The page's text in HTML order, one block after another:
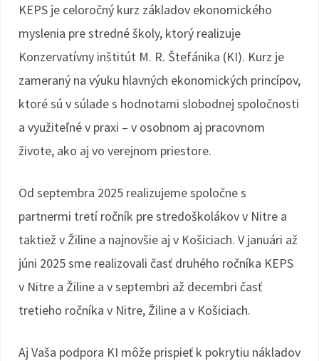
KEPS je celoročný kurz základov ekonomického
myslenia pre stredné školy, ktorý realizuje
Konzervatívny inštitút M. R. Štefánika (KI). Kurz je
zameraný na výuku hlavných ekonomických princípov,
ktoré sú v súlade s hodnotami slobodnej spoločnosti
a využiteľné v praxi – v osobnom aj pracovnom
živote, ako aj vo verejnom priestore.
Od septembra 2025 realizujeme spoločne s
partnermi tretí ročník pre stredoškolákov v Nitre a
taktiež v Žiline a najnovšie aj v Košiciach. V januári až
júni 2025 sme realizovali časť druhého ročníka KEPS
v Nitre a Žiline a v septembri až decembri časť
tretieho ročníka v Nitre, Žiline a v Košiciach.
Aj Vaša podpora KI môže prispieť k pokrytiu nákladov